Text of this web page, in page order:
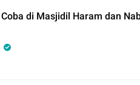
di Masjidil Haram dan